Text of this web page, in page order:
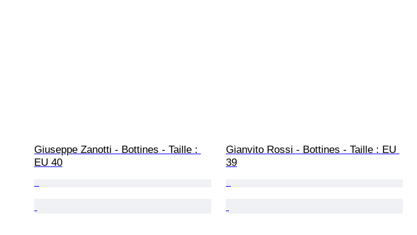
Giuseppe Zanotti - Bottines - Taille :
EU 40
Gianvito Rossi - Bottines - Taille : EU
39